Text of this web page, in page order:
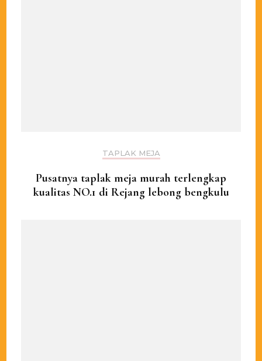
TAPLAK MEJA
Pusatnya taplak meja murah terlengkap
kualitas NO.1 di Rejang lebong bengkulu